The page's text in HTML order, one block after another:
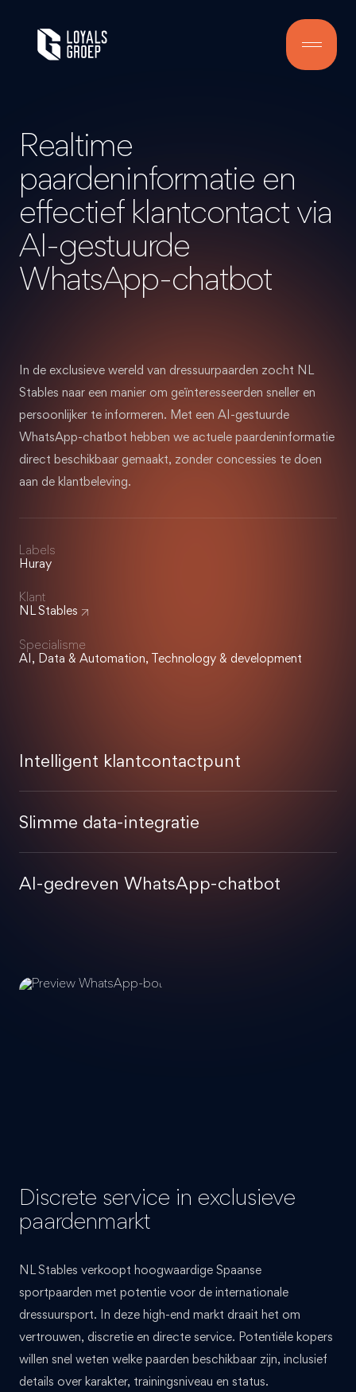
Realtime
paardeninformatie en
effectief klantcontact via
AI-gestuurde
WhatsApp-chatbot
In de exclusieve wereld van dressuurpaarden zocht NL
Stables naar een manier om geïnteresseerden sneller en
persoonlijker te informeren. Met een AI-gestuurde
WhatsApp-chatbot hebben we actuele paardeninformatie
direct beschikbaar gemaakt, zonder concessies te doen
aan de klantbeleving.
Labels
Huray
Klant
NL Stables
Specialisme
AI, Data & Automation, Technology & development
Intelligent klantcontactpunt
Slimme data-integratie
AI-gedreven WhatsApp-chatbot
Discrete service in exclusieve
paardenmarkt
NL Stables verkoopt hoogwaardige Spaanse
sportpaarden met potentie voor de internationale
dressuursport. In deze high-end markt draait het om
vertrouwen, discretie en directe service. Potentiële kopers
willen snel weten welke paarden beschikbaar zijn, inclusief
details over karakter, trainingsniveau en status.